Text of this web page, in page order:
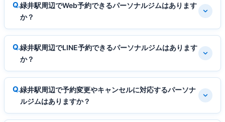
緑井駅周辺でWeb予約できるパーソナルジムはあります
か？
緑井駅周辺でLINE予約できるパーソナルジムはあります
か？
緑井駅周辺で予約変更やキャンセルに対応するパーソナ
ルジムはありますか？